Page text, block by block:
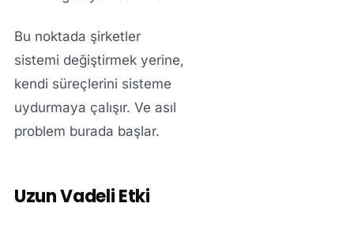
Bu noktada şirketler
sistemi değiştirmek yerine,
kendi süreçlerini sisteme
uydurmaya çalışır. Ve asıl
problem burada başlar.
Uzun Vadeli Etki